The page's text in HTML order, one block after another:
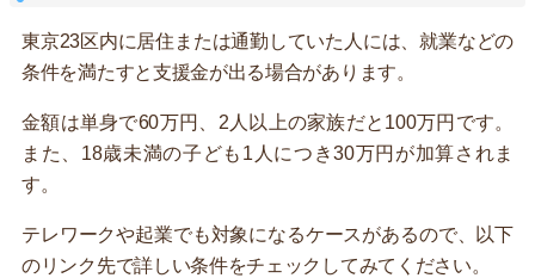
東京23区内に居住または通勤していた人には、就業などの
条件を満たすと支援金が出る場合があります。
金額は単身で60万円、2人以上の家族だと100万円です。
また、18歳未満の子ども1人につき30万円が加算されま
す。
テレワークや起業でも対象になるケースがあるので、以下
のリンク先で詳しい条件をチェックしてみてください。